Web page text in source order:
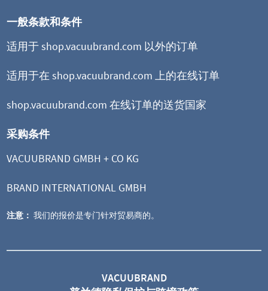
一般条款和条件
适用于 shop.vacuubrand.com 以外的订单
适用于在 shop.vacuubrand.com 上的在线订单
shop.vacuubrand.com 在线订单的送货国家
采购条件
VACUUBRAND GMBH + CO KG
BRAND INTERNATIONAL GMBH
注意： 我们的报价是专门针对贸易商的。
VACUUBRAND